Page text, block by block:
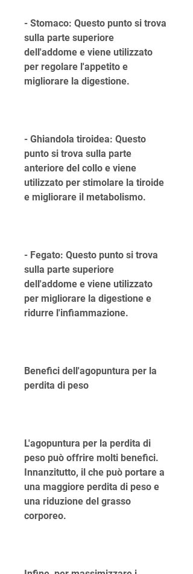
- Stomaco: Questo punto si trova
sulla parte superiore
dell'addome e viene utilizzato
per regolare l'appetito e
migliorare la digestione.
- Ghiandola tiroidea: Questo
punto si trova sulla parte
anteriore del collo e viene
utilizzato per stimolare la tiroide
e migliorare il metabolismo.
- Fegato: Questo punto si trova
sulla parte superiore
dell'addome e viene utilizzato
per migliorare la digestione e
ridurre l'infiammazione.
Benefici dell'agopuntura per la
perdita di peso
L'agopuntura per la perdita di
peso può offrire molti benefici.
Innanzitutto, il che può portare a
una maggiore perdita di peso e
una riduzione del grasso
corporeo.